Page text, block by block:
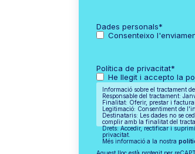
Dades personals*
Consenteixo
Política de privacitat*
He llegit i accepto la
Informació sobre el tractament
Responsable del tractament:
Finalitat: Oferir, prestar i
Legitimació: Consentiment de
Destinataris: Les dades no se
complir amb la finalitat del
Drets: Accedir, rectificar i
privacitat.
Més informació a la nostra